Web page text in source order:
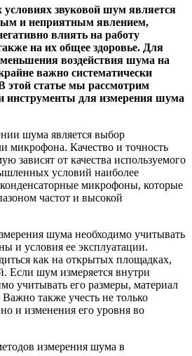
звуковой шум является
и неприятным явлением,
влиять на работу
на их общее здоровье. Для
воздействия шума на
важно систематически
этой статье мы рассмотрим
инструменты для измерения шума
шума является выбор
микрофона. Качество и точность
зависят от качества используемого
условий наиболее
микрофоны, которые
частот и высокой
шума необходимо учитывать
и условия ее эксплуатации.
как на открытых площадках,
Если шум измеряется внутри
учитывать его размеры, материал
также учесть не только
и изменения его уровня во
измерения шума в